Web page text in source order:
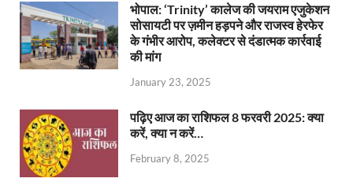
भोपाल: ‘Trinity’ कालेज की जयराम एजुकेशन
सोसायटी पर ज़मीन हड़पने और राजस्व हेरफेर
के गंभीर आरोप, कलेक्टर से दंडात्मक कार्रवाई
की मांग
January 23, 2025
पढ़िए आज का राशिफल 8 फरवरी 2025: क्या
करें, क्या न करें…
February 8, 2025